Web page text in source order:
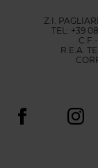
Z.I.
TEL: +39
R.E.A.